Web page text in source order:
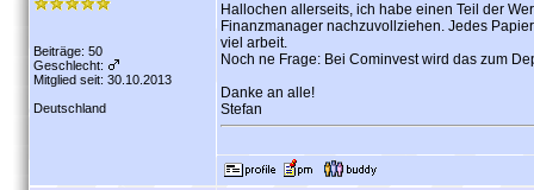
Beiträge: 50
Geschlecht:
Mitglied seit: 30.10.2013
Deutschland
Hallochen allerseits, ich habe einen Teil der
Finanzmanager nachzuvollziehen. Jedes
viel arbeit.
Noch ne Frage: Bei Cominvest wird das zum
Danke an alle!
Stefan